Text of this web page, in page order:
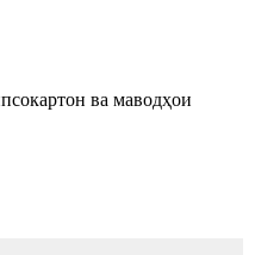
ва маводҳои